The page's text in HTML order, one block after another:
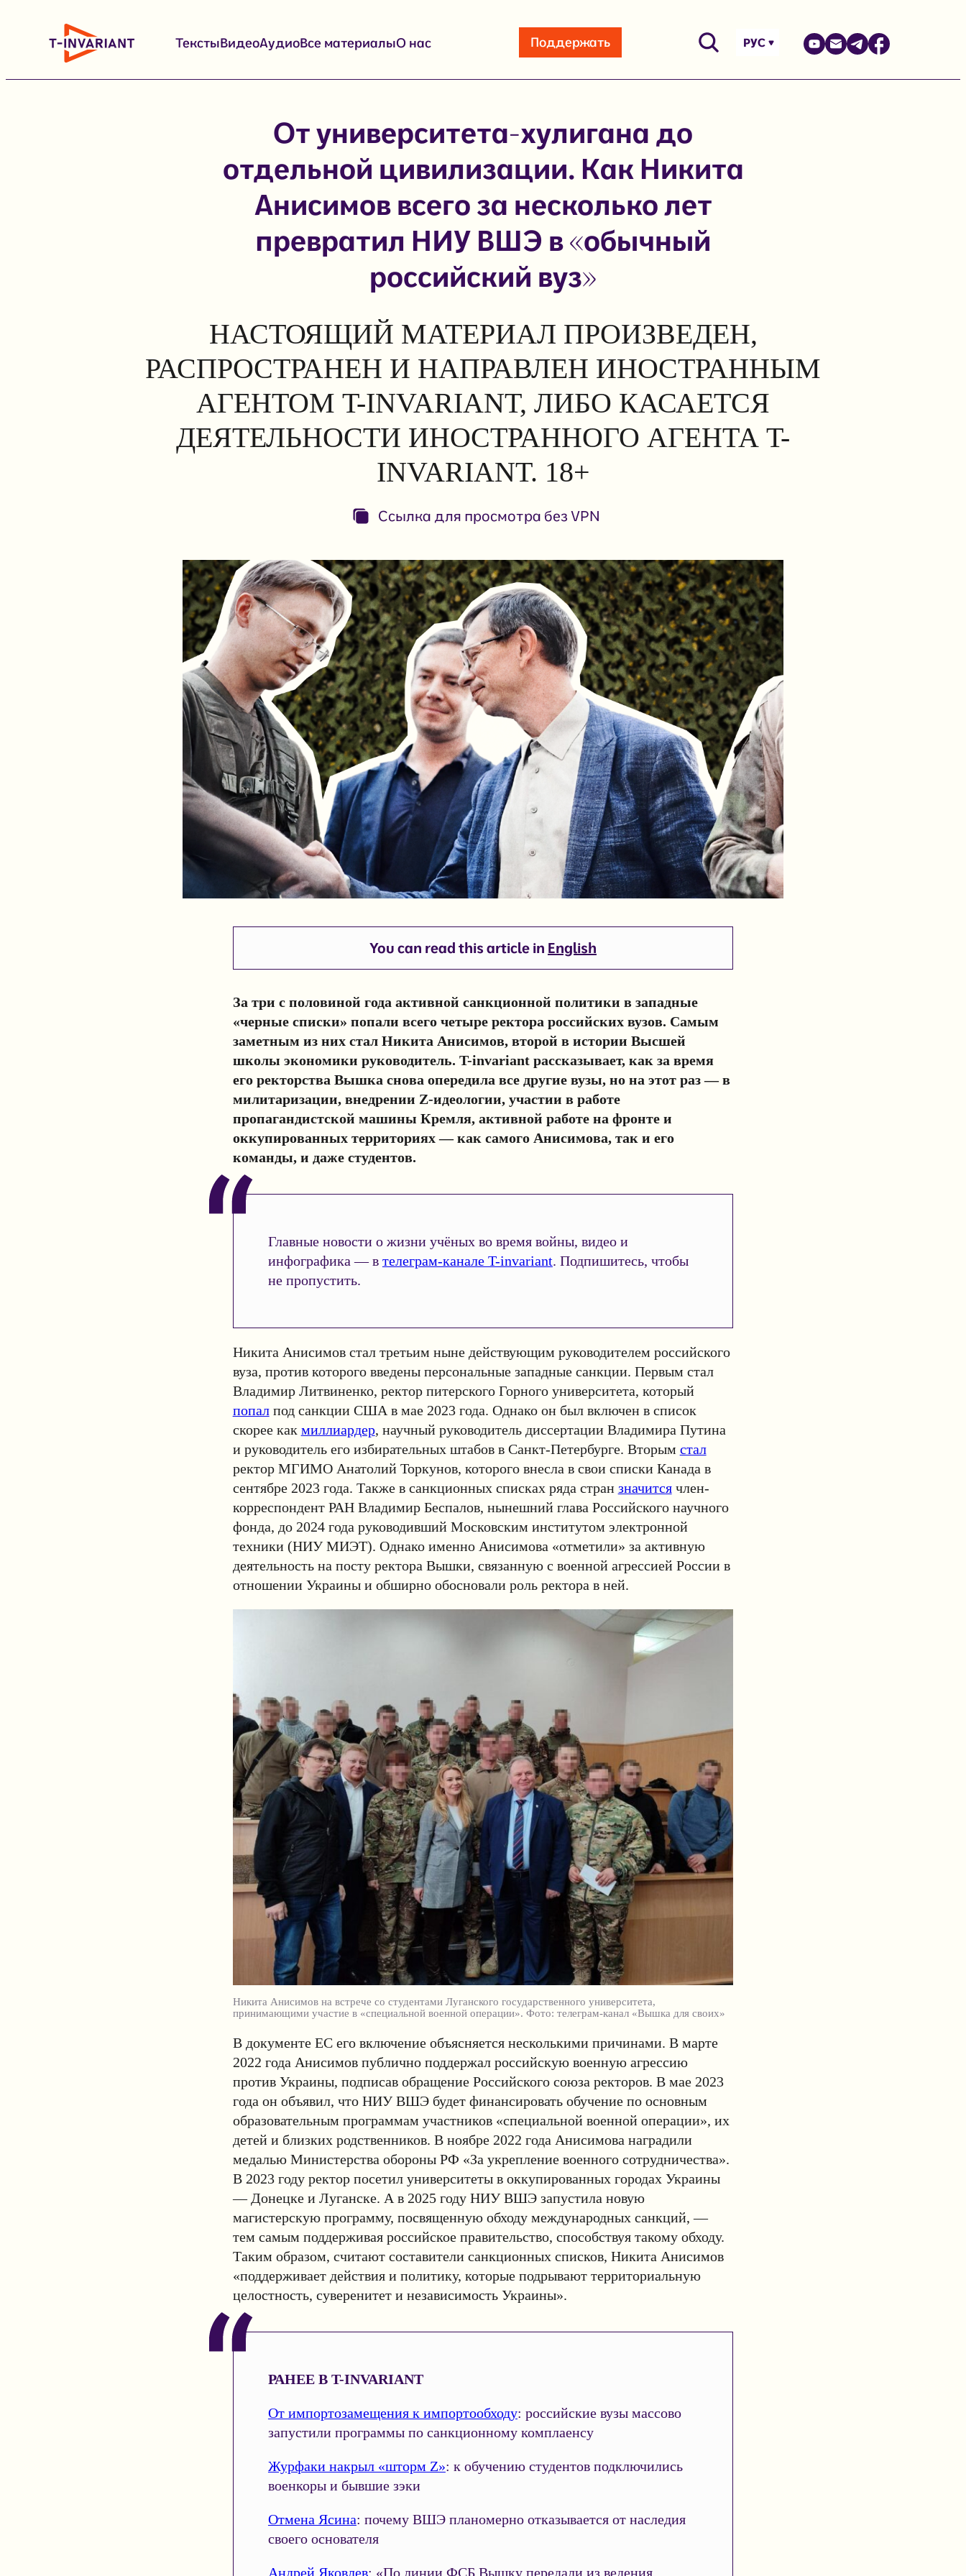
содержимому
ТекстыВидеоАудиоВсе материалыО нас Поддержать РУС
От университета-хулигана до
отдельной цивилизации. Как Никита
Анисимов всего за несколько лет
превратил НИУ ВШЭ в «обычный
российский вуз»
НАСТОЯЩИЙ МАТЕРИАЛ ПРОИЗВЕДЕН,
РАСПРОСТРАНЕН И НАПРАВЛЕН ИНОСТРАННЫМ
АГЕНТОМ T-INVARIANT, ЛИБО КАСАЕТСЯ
ДЕЯТЕЛЬНОСТИ ИНОСТРАННОГО АГЕНТА T-
INVARIANT. 18+
Ссылка для просмотра без VPN
You can read this article in English
За три с половиной года активной санкционной политики в западные
«черные списки» попали всего четыре ректора российских вузов. Самым
заметным из них стал Никита Анисимов, второй в истории Высшей
школы экономики руководитель. T-invariant рассказывает, как за время
его ректорства Вышка снова опередила все другие вузы, но на этот раз — в
милитаризации, внедрении Z-идеологии, участии в работе
пропагандистской машины Кремля, активной работе на фронте и
оккупированных территориях — как самого Анисимова, так и его
команды, и даже студентов.
Главные новости о жизни учёных во время войны, видео и
инфографика — в телеграм-канале T-invariant. Подпишитесь, чтобы
не пропустить.
Никита Анисимов стал третьим ныне действующим руководителем российского
вуза, против которого введены персональные западные санкции. Первым стал
Владимир Литвиненко, ректор питерского Горного университета, который
попалпод санкции США в мае 2023 года. Однако он был включен в список
скорее как миллиардер, научный руководитель диссертации Владимира Путина
и руководитель его избирательных штабов в Санкт-Петербурге. Вторым стал
ректор МГИМО Анатолий Торкунов, которого внесла в свои списки Канада в
сентябре 2023 года. Также в санкционных списках ряда стран значитсячлен-
корреспондент РАН Владимир Беспалов, нынешний глава Российского научного
фонда, до 2024 года руководивший Московским институтом электронной
техники (НИУ МИЭТ). Однако именно Анисимова «отметили» за активную
деятельность на посту ректора Вышки, связанную с военной агрессией России в
отношении Украины и обширно обосновали роль ректора в ней.
Никита Анисимов на встрече со студентами Луганского государственного университета,
принимающими участие в «специальной военной операции». Фото: телеграм-канал «Вышка для своих»
В документе ЕС его включение объясняется несколькими причинами. В марте
2022 года Анисимов публично поддержал российскую военную агрессию
против Украины, подписав обращение Российского союза ректоров. В мае 2023
года он объявил, что НИУ ВШЭ будет финансировать обучение по основным
образовательным программам участников «специальной военной операции», их
детей и близких родственников. В ноябре 2022 года Анисимова наградили
медалью Министерства обороны РФ «За укрепление военного сотрудничества».
В 2023 году ректор посетил университеты в оккупированных городах Украины
— Донецке и Луганске. А в 2025 году НИУ ВШЭ запустила новую
магистерскую программу, посвященную обходу международных санкций, —
тем самым поддерживая российское правительство, способствуя такому обходу.
Таким образом, считают составители санкционных списков, Никита Анисимов
«поддерживает действия и политику, которые подрывают территориальную
целостность, суверенитет и независимость Украины».
РАНЕЕ В T-INVARIANT
От импортозамещения к импортообходу: российские вузы массово
запустили программы по санкционному комплаенсу
Журфаки накрыл «шторм Z»: к обучению студентов подключились
военкоры и бывшие зэки
Отмена Ясина: почему ВШЭ планомерно отказывается от наследия
своего основателя
Андрей Яковлев: «По линии ФСБ Вышку передали из ведения